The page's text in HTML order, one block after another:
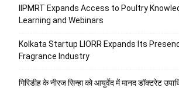
IIPMRT Expands Access to Poultry
Learning and Webinars
Kolkata Startup LIORR Expands Its
Fragrance Industry
गिरिडीह के नीरज सिन्हा को आयुर्वेद में मानद डॉक्टरेट